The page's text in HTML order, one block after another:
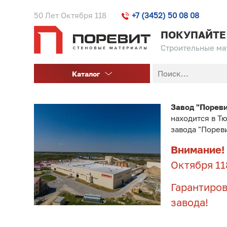
50 Лет Октября 118 +7 (3452) 50 08 08
Строительные
Каталог
Завод
находится в
завода
Внимание!
Октября
завода!